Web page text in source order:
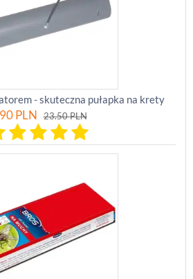
- skuteczna pułapka na krety
PLN 23.50PLN